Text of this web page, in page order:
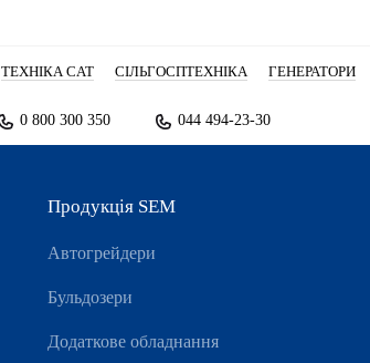
ТЕХНІКА CAT СІЛЬГОСПТЕХНІКА ГЕНЕРАТОРИ
0 800 300 350 044 494-23-30
Продукція SEM
Автогрейдери
Бульдозери
Додаткове обладнання